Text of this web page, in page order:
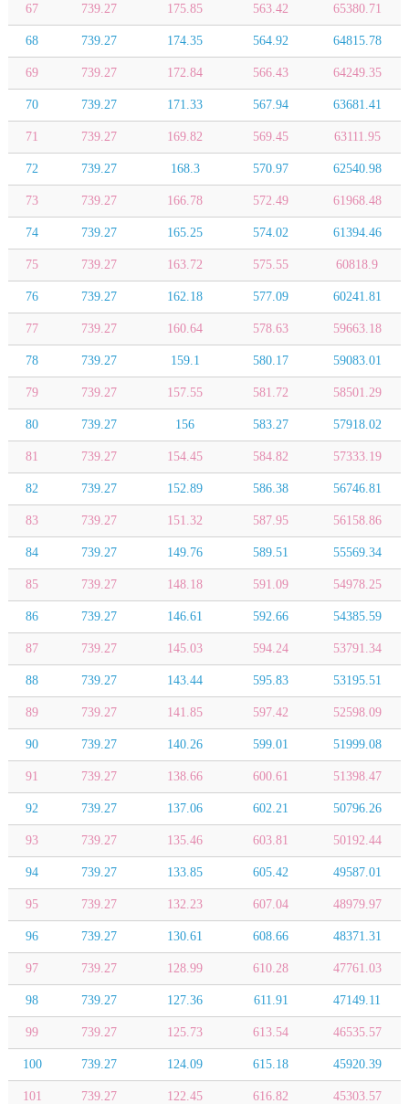
67 739.27 175.85 563.42 65380.71
68 739.27 174.35 564.92 64815.78
69 739.27 172.84 566.43 64249.35
70 739.27 171.33 567.94 63681.41
71 739.27 169.82 569.45 63111.95
72 739.27 168.3 570.97 62540.98
73 739.27 166.78 572.49 61968.48
74 739.27 165.25 574.02 61394.46
75 739.27 163.72 575.55 60818.9
76 739.27 162.18 577.09 60241.81
77 739.27 160.64 578.63 59663.18
78 739.27 159.1 580.17 59083.01
79 739.27 157.55 581.72 58501.29
80 739.27 156 583.27 57918.02
81 739.27 154.45 584.82 57333.19
82 739.27 152.89 586.38 56746.81
83 739.27 151.32 587.95 56158.86
84 739.27 149.76 589.51 55569.34
85 739.27 148.18 591.09 54978.25
86 739.27 146.61 592.66 54385.59
87 739.27 145.03 594.24 53791.34
88 739.27 143.44 595.83 53195.51
89 739.27 141.85 597.42 52598.09
90 739.27 140.26 599.01 51999.08
91 739.27 138.66 600.61 51398.47
92 739.27 137.06 602.21 50796.26
93 739.27 135.46 603.81 50192.44
94 739.27 133.85 605.42 49587.01
95 739.27 132.23 607.04 48979.97
96 739.27 130.61 608.66 48371.31
97 739.27 128.99 610.28 47761.03
98 739.27 127.36 611.91 47149.11
99 739.27 125.73 613.54 46535.57
100 739.27 124.09 615.18 45920.39
101 739.27 122.45 616.82 45303.57